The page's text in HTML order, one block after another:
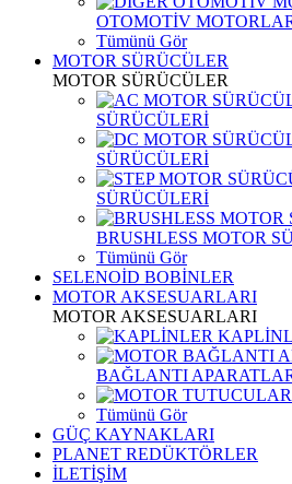
OTOMOTİV
Tümünü Gör
MOTOR SÜRÜCÜLER
MOTOR SÜRÜCÜLER
SÜRÜCÜLERİ
SÜRÜCÜLERİ
SÜRÜCÜLERİ
BRUSHLESS MOTOR
Tümünü Gör
SELENOİD BOBİNLER
MOTOR AKSESUARLARI
MOTOR AKSESUARLARI
BAĞLANTI
Tümünü Gör
GÜÇ KAYNAKLARI
PLANET REDÜKTÖRLER
İLETİŞİM